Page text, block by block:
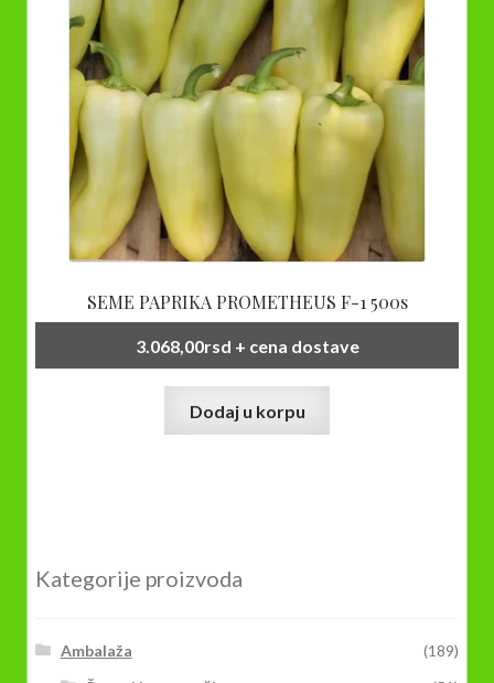
SEME PAPRIKA PROMETHEUS F-1 500s
3.068,00rsd + cena dostave
Dodaj u korpu
Kategorije proizvoda
Ambalaža
(189)